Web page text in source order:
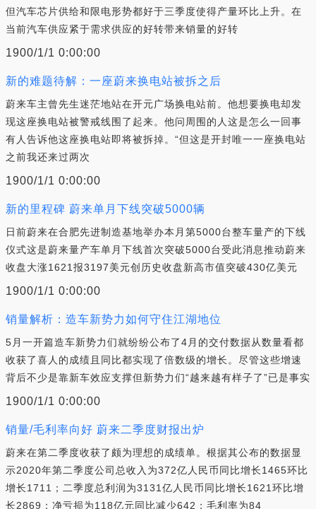
但汽车芯片供给和限电形势都好于三季度使得产量环比上升。在
当前汽车供应紧于需求供应的好转带来销量的好转
1900/1/1 0:00:00
新的难题待解：一座蔚来换电站被拆之后
蔚来车主曾先生迷茫地站在开元广场换电站前。他想要换电却发
现这座换电站被警戒线围了起来。他问周围的人这是怎么一回事
有人告诉他这座换电站即将被拆掉。“但这是开封唯一一座换电站
之前我还来过两次
1900/1/1 0:00:00
新的里程碑 蔚来单月下线突破5000辆
日前蔚来在合肥先进制造基地举办本月第5000台整车量产的下线
仪式这是蔚来量产车单月下线首次突破5000台受此消息推动蔚来
收盘大涨1621报3197美元创历史收盘新高市值突破430亿美元
1900/1/1 0:00:00
销量解析：造车新势力如何守住江湖地位
5月一开篇造车新势力们就纷纷公布了4月的交付数据从数量看都
收获了喜人的成绩且同比都实现了倍数级的增长。尽管这些增速
背后不少是靠新车效应支撑但新势力们“越来越有样子了”已是事实
1900/1/1 0:00:00
销量/毛利率向好 蔚来二季度财报出炉
蔚来在第二季度收获了颇为理想的成绩单。根据其公布的数据显
示2020年第二季度公司总收入为372亿人民币同比增长1465环比
增长1711；二季度总利润为3131亿人民币同比增长1621环比增
长2869；净亏损为118亿元同比减少642；毛利率为84